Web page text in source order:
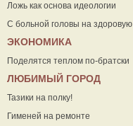
Ложь как основа идеологии
С больной головы на здоровую
ЭКОНОМИКА
Поделятся теплом по-братски
ЛЮБИМЫЙ ГОРОД
Тазики на полку!
Гименей на ремонте